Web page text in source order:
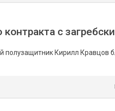
с
Кирилл Кравцов